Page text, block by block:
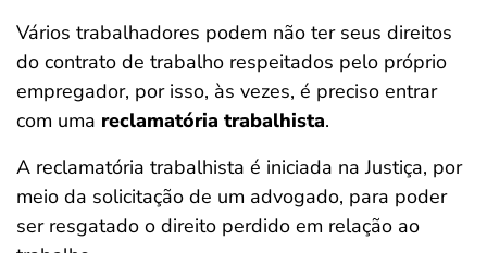
Vários trabalhadores podem não ter seus direitos
do contrato de trabalho respeitados pelo próprio
empregador, por isso, às vezes, é preciso entrar
com uma reclamatória trabalhista.
A reclamatória trabalhista é iniciada na Justiça, por
meio da solicitação de um advogado, para poder
ser resgatado o direito perdido em relação ao